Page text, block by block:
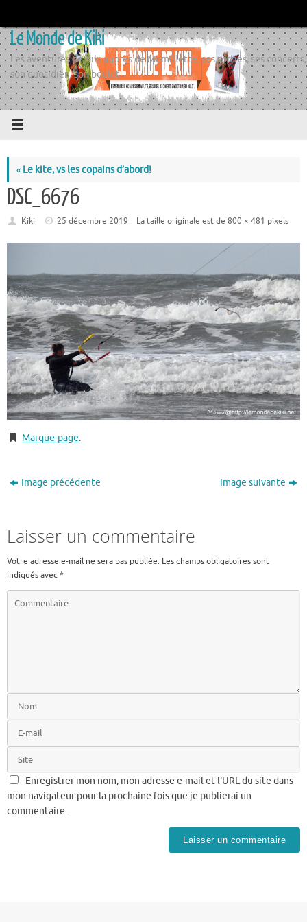
contenu
Le Monde de Kiki
Les aventures de Kiki auprès de Momiflette, ses sorties, ses concerts,
son quotidien, son boulot
«Le kite, vs les copains d’abord!
DSC_6676
Kiki 25 décembre 2019 La taille originale est de800 × 481 pixels
Marque-page.
Image précédente Image suivante
Laisser un commentaire
Votre adresse e-mail ne sera pas publiée. Les champs obligatoires sont
indiqués avec*
Enregistrer mon nom, mon adresse e-mail et l’URL du site dans
mon navigateur pour la prochaine fois que je publierai un
commentaire.